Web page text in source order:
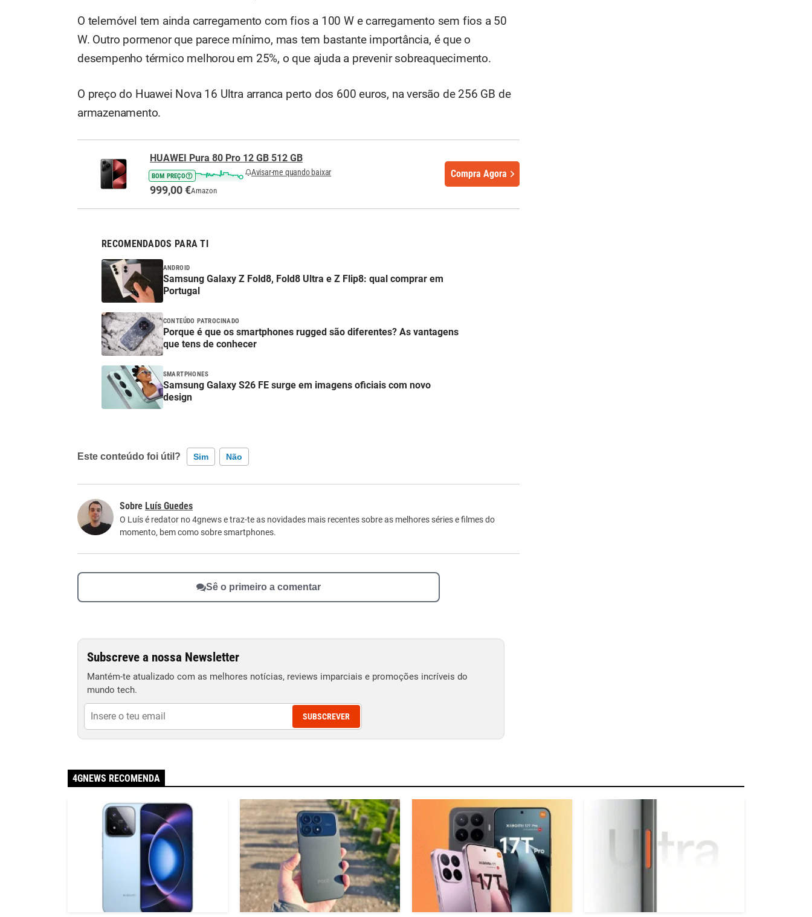
O telemóvel tem ainda carregamento com fios a 100 W e carregamento sem fios a 50
W. Outro pormenor que parece mínimo, mas tem bastante importância, é que o
desempenho térmico melhorou em 25%, o que ajuda a prevenir sobreaquecimento.
O preço do Huawei Nova 16 Ultra arranca perto dos 600 euros, na versão de 256 GB de
armazenamento.
HUAWEI Pura 80 Pro 12 GB 512 GB
BOM PREÇO Avisar-me quando baixar
999,00 €Amazon
Compra Agora
RECOMENDADOS PARA TI
ANDROID
Samsung Galaxy Z Fold8, Fold8 Ultra e Z Flip8: qual comprar em
Portugal
CONTEÚDO PATROCINADO
Porque é que os smartphones rugged são diferentes? As vantagens
que tens de conhecer
SMARTPHONES
Samsung Galaxy S26 FE surge em imagens oficiais com novo
design
Este conteúdo foi útil? Sim Não
Este conteúdo não tem a informação que procuro
Luís Guedes
O Luís é redator no 4gnews e traz-te as novidades mais recentes sobre as melhores séries e filmes do
momento, bem como sobre smartphones.
Sê o primeiro a comentar
Subscreve a nossa Newsletter
Mantém-te atualizado com as melhores notícias, reviews imparciais e promoções incríveis do
mundo tech.
SUBSCREVER
4GNEWS RECOMENDA